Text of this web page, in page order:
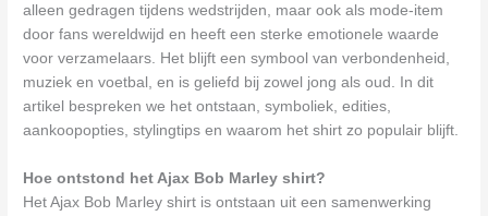
alleen gedragen tijdens wedstrijden, maar ook als mode-item
door fans wereldwijd en heeft een sterke emotionele waarde
voor verzamelaars. Het blijft een symbool van verbondenheid,
muziek en voetbal, en is geliefd bij zowel jong als oud. In dit
artikel bespreken we het ontstaan, symboliek, edities,
aankoopopties, stylingtips en waarom het shirt zo populair blijft.
Hoe ontstond het Ajax Bob Marley shirt?
Het Ajax Bob Marley shirt is ontstaan uit een samenwerking